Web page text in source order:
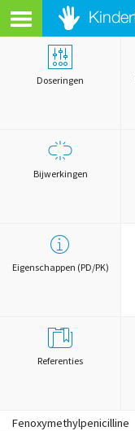
Doseringen
Bijwerkingen
Eigenschappen (PD/PK)
Referenties
Fenoxymethylpenicilline